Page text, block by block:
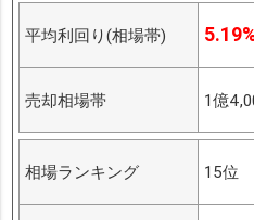
平均利回り(相場帯)
売却相場帯 1億
相場ランキング 15位